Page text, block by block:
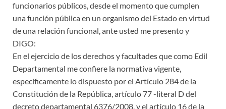
funcionarios públicos, desde el momento que cumplen
una función pública en un organismo del Estado en virtud
de una relación funcional, ante usted me presento y
DIGO:
En el ejercicio de los derechos y facultades que como Edil
Departamental me confiere la normativa vigente,
específicamente lo dispuesto por el Artículo 284 de la
Constitución de la República, artículo 77 -literal D del
decreto departamental 6376/2008, y el artículo 16 de la